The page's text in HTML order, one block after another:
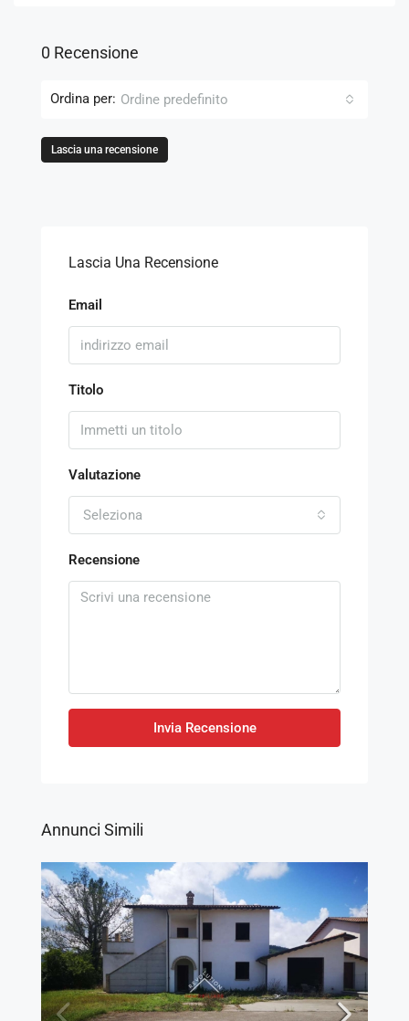
0 Recensione
Ordina per: Ordine predefinito
Lascia una recensione
Lascia Una Recensione
Email
Titolo
Valutazione
Seleziona
Recensione
Invia Recensione
Annunci Simili